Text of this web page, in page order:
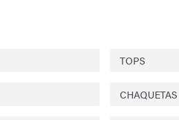
TOPS
CHAQUETAS